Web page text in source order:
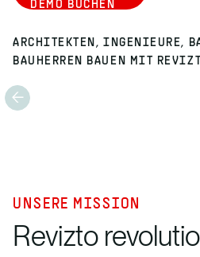
DEMO BUCHEN
ARCHITEKTEN, INGENIEURE,
BAUHERREN BAUEN MIT
UNSERE MISSION
Revizto